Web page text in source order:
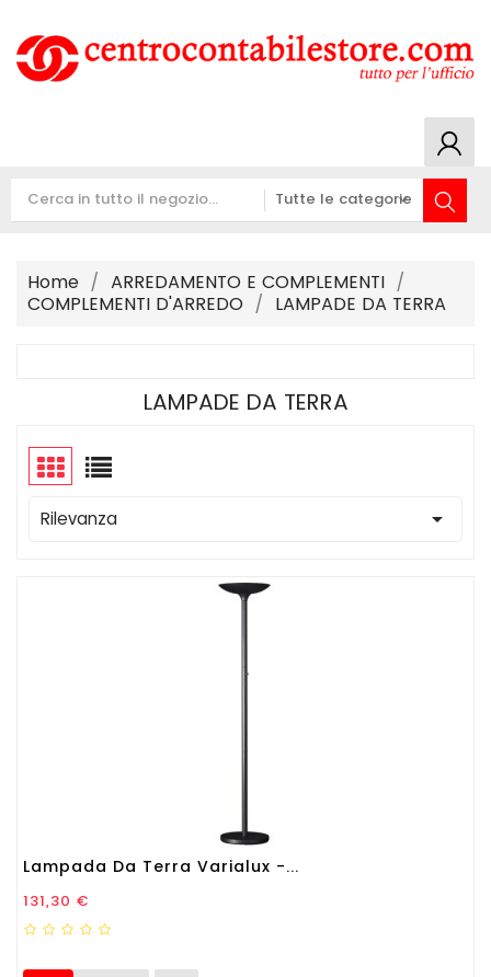
Home
ARREDAMENTO E COMPLEMENTI
COMPLEMENTI D'ARREDO
LAMPADE DA TERRA
LAMPADE DA TERRA
Rilevanza 
Lampada Da Terra Varialux -...
Prezzo
131,30 €